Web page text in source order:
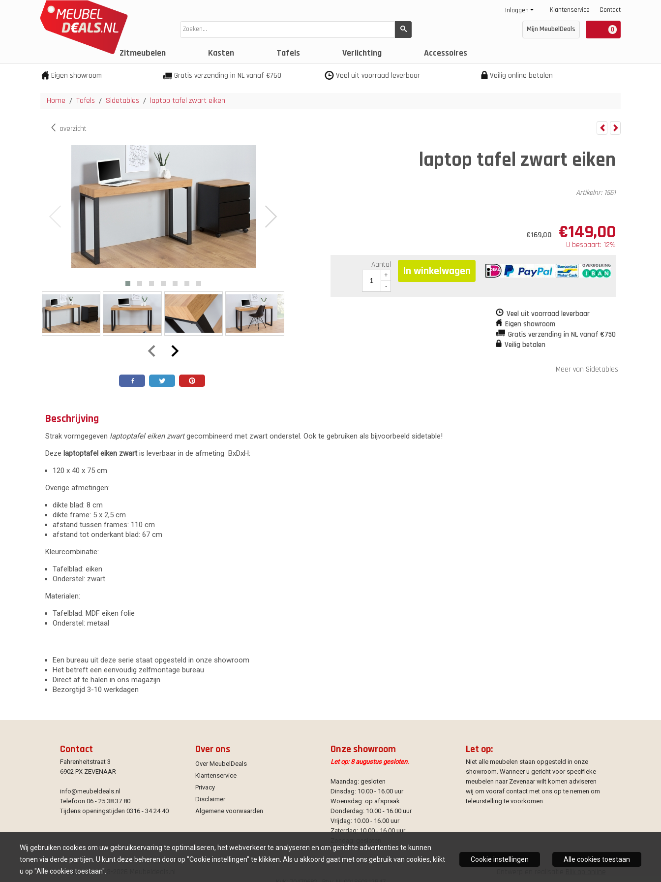
Klantenservice Contact
Inloggen
0
Mijn MeubelDeals
Zitmeubelen Kasten Tafels Verlichting Accessoires
Eigen showroom Gratis verzending in NL vanaf €750 Veel uit voorraad leverbaar Veilig online betalen
Home / Tafels / Sidetables / laptop tafel zwart eiken
overzicht
laptop tafel zwart eiken
Artikelnr: 1561
€169,00 €149,00
U bespaart: 12%
Aantal
+
-
In winkelwagen
Veel uit voorraad leverbaar
Eigen showroom
Gratis verzending in NL vanaf €750
Veilig betalen
Meer van Sidetables
Beschrijving
Strak vormgegeven laptoptafel eiken zwartgecombineerd met zwart onderstel. Ook te gebruiken als bijvoorbeeld sidetable!
Deze laptoptafel eiken zwartis leverbaar in de afmeting BxDxH:
120 x 40 x 75 cm
Overige afmetingen:
dikte blad: 8 cm
dikte frame: 5 x 2,5 cm
afstand tussen frames: 110 cm
afstand tot onderkant blad: 67 cm
Kleurcombinatie:
Tafelblad: eiken
Onderstel: zwart
Materialen:
Tafelblad: MDF eiken folie
Onderstel: metaal
Een bureau uit deze serie staat opgesteld in onze showroom
Het betreft een eenvoudig zelfmontage bureau
Direct af te halen in ons magazijn
Bezorgtijd 3-10 werkdagen
Contact
Fahrenheitstraat 3
6902 PX ZEVENAAR
info@meubeldeals.nl
Telefoon 06 - 25 38 37 80
Tijdens openingstijden 0316 - 34 24 40
Over ons
Over MeubelDeals
Klantenservice
Privacy
Disclaimer
Algemene voorwaarden
Onze showroom
Let op: 8 augustus gesloten.
Maandag: gesloten
Dinsdag: 10.00 - 16.00 uur
Woensdag: op afspraak
Donderdag: 10.00 - 16.00 uur
Vrijdag: 10.00 - 16.00 uur
Zaterdag: 10.00 - 16.00 uur
Let op:
Niet alle meubelen staan opgesteld in onze
showroom. Wanneer u gericht voor specifieke
meubelen naar Zevenaar wilt komen adviseren
wij om vooraf contact met ons op te nemen om
teleurstelling te voorkomen.
Copyright 2013-2026 Meubeldeals.nl
Wij gebruiken cookies om uw gebruikservaring te optimaliseren, het webverkeer te analyseren en om gerichte advertenties te kunnen
tonen via derde partijen. U kunt deze beheren door op "Cookie instellingen" te klikken. Als u akkoord gaat met ons gebruik van cookies, klikt
u op "Alle cookies toestaan".
Cookie instellingen Alle cookies toestaan